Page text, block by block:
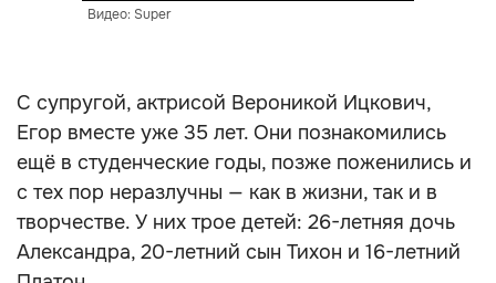
Видео: Super
С супругой, актрисой Вероникой Ицкович,
Егор вместе уже 35 лет. Они познакомились
ещё в студенческие годы, позже поженились и
с тех пор неразлучны — как в жизни, так и в
творчестве. У них трое детей: 26-летняя дочь
Александра, 20-летний сын Тихон и 16-летний